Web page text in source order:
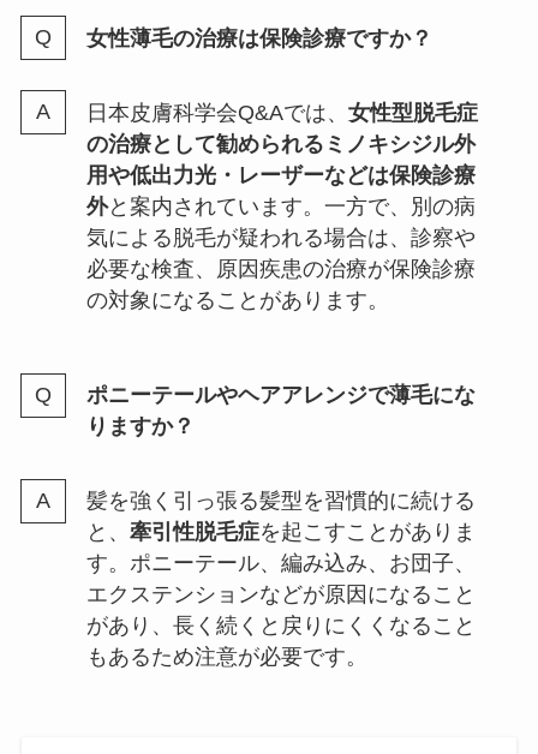
女性薄毛の治療は保険診療ですか？
日本皮膚科学会Q&Aでは、 女性型脱毛症
の治療として勧められるミノキシジル外
用や低出力光・レーザーなどは保険診療
外と案内されています。一方で、別の病
気による脱毛が疑われる場合は、診察や
必要な検査、原因疾患の治療が保険診療
の対象になることがあります。
ポニーテールやヘアアレンジで薄毛にな
りますか？
髪を強く引っ張る髪型を習慣的に続ける
と、 牽引性脱毛症を起こすことがありま
す。ポニーテール、編み込み、お団子、
エクステンションなどが原因になること
があり、長く続くと戻りにくくなること
もあるため注意が必要です。